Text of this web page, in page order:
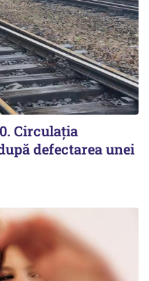
Circulația
defectarea unei